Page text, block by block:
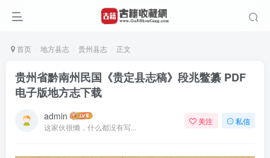
首页 地方县志 贵州县志 正文
贵州省黔南州民国《贵定县志稿》段兆鳖纂 PDF
电子版地方志下载
admin
这家伙很懒，什么都没有写...
关注 私信